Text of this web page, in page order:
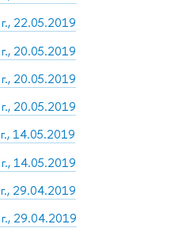
22.05.2019
20.05.2019
20.05.2019
20.05.2019
14.05.2019
14.05.2019
29.04.2019
29.04.2019